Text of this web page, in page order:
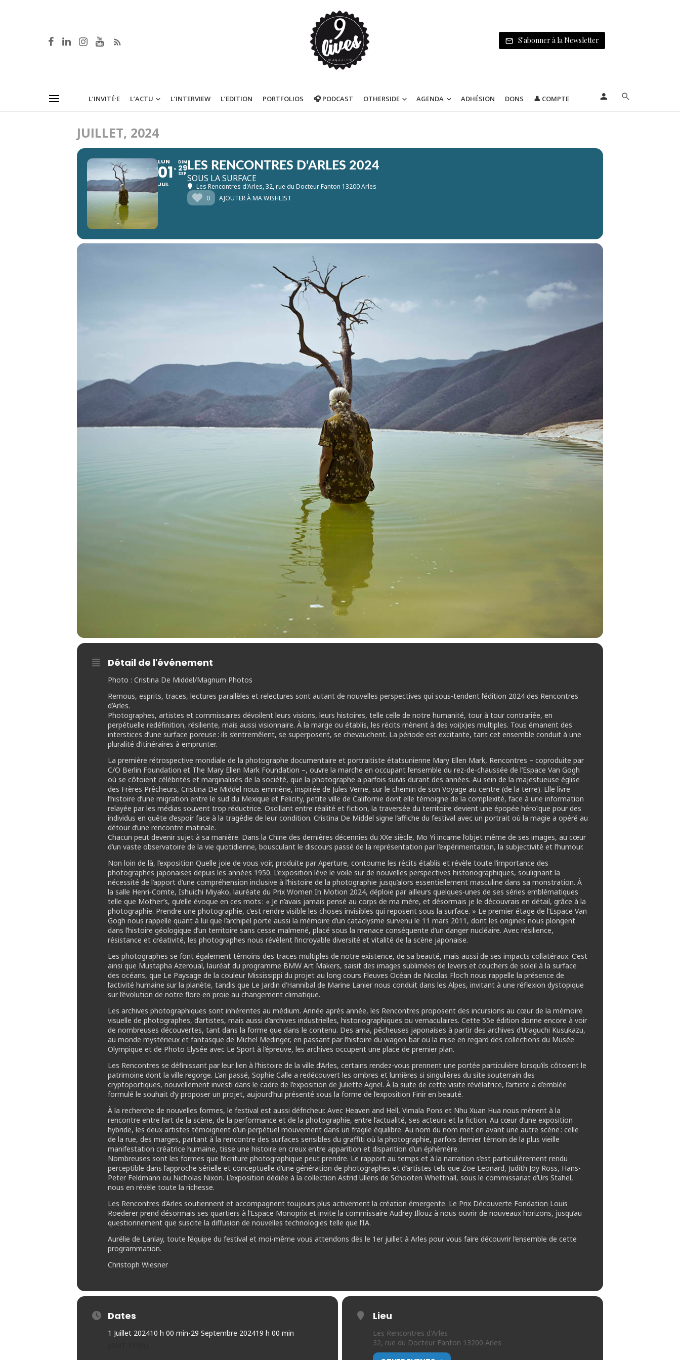
S'abonner à la Newsletter
L’INVITÉ·E L’ACTU L’INTERVIEW L’EDITION PORTFOLIOS 🎧 PODCAST OTHERSIDE AGENDA ADHÉSION DONS 👤 COMPTE
JUILLET, 2024
LUN
01
JUL
DIM
29
SEP
LES RENCONTRES D'ARLES 2024
SOUS LA SURFACE
Les Rencontres d'Arles, 32, rue du Docteur Fanton 13200 Arles
0
AJOUTER À MA WISHLIST
Détail de l'événement
Photo : Cristina De Middel/Magnum Photos
Remous, esprits, traces, lectures parallèles et relectures sont autant de nouvelles perspectives qui sous-tendent l’édition 2024 des Rencontres
d’Arles.
Photographes, artistes et commissaires dévoilent leurs visions, leurs histoires, telle celle de notre humanité, tour à tour contrariée, en
perpétuelle redéfinition, résiliente, mais aussi visionnaire. À la marge ou établis, les récits mènent à des voi(x)es multiples. Tous émanent des
interstices d’une surface poreuse : ils s’entremêlent, se superposent, se chevauchent. La période est excitante, tant cet ensemble conduit à une
pluralité d’itinéraires à emprunter.
La première rétrospective mondiale de la photographe documentaire et portraitiste étatsunienne Mary Ellen Mark, Rencontres – coproduite par
C/O Berlin Foundation et The Mary Ellen Mark Foundation –, ouvre la marche en occupant l’ensemble du rez‑de‑chaussée de l’Espace Van Gogh
où se côtoient célébrités et marginalisés de la société, que la photographe a parfois suivis durant des années. Au sein de la majestueuse église
des Frères Prêcheurs, Cristina De Middel nous emmène, inspirée de Jules Verne, sur le chemin de son Voyage au centre (de la terre). Elle livre
l’histoire d’une migration entre le sud du Mexique et Felicity, petite ville de Californie dont elle témoigne de la complexité, face à une information
relayée par les médias souvent trop réductrice. Oscillant entre réalité et fiction, la traversée du territoire devient une épopée héroïque pour des
individus en quête d’espoir face à la tragédie de leur condition. Cristina De Middel signe l’affiche du festival avec un portrait où la magie a opéré au
détour d’une rencontre matinale.
Chacun peut devenir sujet à sa manière. Dans la Chine des dernières décennies du XXe siècle, Mo Yi incarne l’objet même de ses images, au cœur
d’un vaste observatoire de la vie quotidienne, bousculant le discours passé de la représentation par l’expérimentation, la subjectivité et l’humour.
Non loin de là, l’exposition Quelle joie de vous voir, produite par Aperture, contourne les récits établis et révèle toute l’importance des
photographes japonaises depuis les années 1950. L’exposition lève le voile sur de nouvelles perspectives historiographiques, soulignant la
nécessité de l’apport d’une compréhension inclusive à l’histoire de la photographie jusqu’alors essentiellement masculine dans sa monstration. À
la salle Henri‑Comte, Ishuichi Miyako, lauréate du Prix Women In Motion 2024, déploie par ailleurs quelques-unes de ses séries emblématiques
telle que Mother’s, qu’elle évoque en ces mots : « Je n’avais jamais pensé au corps de ma mère, et désormais je le découvrais en détail, grâce à la
photographie. Prendre une photographie, c’est rendre visible les choses invisibles qui reposent sous la surface. » Le premier étage de l’Espace Van
Gogh nous rappelle quant à lui que l’archipel porte aussi la mémoire d’un cataclysme survenu le 11 mars 2011, dont les origines nous plongent
dans l’histoire géologique d’un territoire sans cesse malmené, placé sous la menace conséquente d’un danger nucléaire. Avec résilience,
résistance et créativité, les photographes nous révèlent l’incroyable diversité et vitalité de la scène japonaise.
Les photographes se font également témoins des traces multiples de notre existence, de sa beauté, mais aussi de ses impacts collatéraux. C’est
ainsi que Mustapha Azeroual, lauréat du programme BMW Art Makers, saisit des images sublimées de levers et couchers de soleil à la surface
des océans, que Le Paysage de la couleur Mississippi du projet au long cours Fleuves Océan de Nicolas Floc’h nous rappelle la présence de
l’activité humaine sur la planète, tandis que Le Jardin d’Hannibal de Marine Lanier nous conduit dans les Alpes, invitant à une réflexion dystopique
sur l’évolution de notre flore en proie au changement climatique.
Les archives photographiques sont inhérentes au médium. Année après année, les Rencontres proposent des incursions au cœur de la mémoire
visuelle de photographes, d’artistes, mais aussi d’archives industrielles, historiographiques ou vernaculaires. Cette 55e édition donne encore à voir
de nombreuses découvertes, tant dans la forme que dans le contenu. Des ama, pêcheuses japonaises à partir des archives d’Uraguchi Kusukazu,
au monde mystérieux et fantasque de Michel Medinger, en passant par l’histoire du wagon-bar ou la mise en regard des collections du Musée
Olympique et de Photo Elysée avec Le Sport à l’épreuve, les archives occupent une place de premier plan.
Les Rencontres se définissant par leur lien à l’histoire de la ville d’Arles, certains rendez-vous prennent une portée particulière lorsqu’ils côtoient le
patrimoine dont la ville regorge. L’an passé, Sophie Calle a redécouvert les ombres et lumières si singulières du site souterrain des
cryptoportiques, nouvellement investi dans le cadre de l’exposition de Juliette Agnel. À la suite de cette visite révélatrice, l’artiste a d’emblée
formulé le souhait d’y proposer un projet, aujourd’hui présenté sous la forme de l’exposition Finir en beauté.
À la recherche de nouvelles formes, le festival est aussi défricheur. Avec Heaven and Hell, Vimala Pons et Nhu Xuan Hua nous mènent à la
rencontre entre l’art de la scène, de la performance et de la photographie, entre l’actualité, ses acteurs et la fiction. Au cœur d’une exposition
hybride, les deux artistes témoignent d’un perpétuel mouvement dans un fragile équilibre. Au nom du nom met en avant une autre scène : celle
de la rue, des marges, partant à la rencontre des surfaces sensibles du graffiti où la photographie, parfois dernier témoin de la plus vieille
manifestation créatrice humaine, tisse une histoire en creux entre apparition et disparition d’un éphémère.
Nombreuses sont les formes que l’écriture photographique peut prendre. Le rapport au temps et à la narration s’est particulièrement rendu
perceptible dans l’approche sérielle et conceptuelle d’une génération de photographes et d’artistes tels que Zoe Leonard, Judith Joy Ross, Hans-
Peter Feldmann ou Nicholas Nixon. L’exposition dédiée à la collection Astrid Ullens de Schooten Whettnall, sous le commissariat d’Urs Stahel,
nous en révèle toute la richesse.
Les Rencontres d’Arles soutiennent et accompagnent toujours plus activement la création émergente. Le Prix Découverte Fondation Louis
Roederer prend désormais ses quartiers à l’Espace Monoprix et invite la commissaire Audrey Illouz à nous ouvrir de nouveaux horizons, jusqu’au
questionnement que suscite la diffusion de nouvelles technologies telle que l’IA.
Aurélie de Lanlay, toute l’équipe du festival et moi-même vous attendons dès le 1er juillet à Arles pour vous faire découvrir l’ensemble de cette
programmation.
Christoph Wiesner
Dates
1 Juillet 202410 h 00 min-29 Septembre 202419 h 00 min
Lieu
Les Rencontres d'Arles
32, rue du Docteur Fanton 13200 Arles